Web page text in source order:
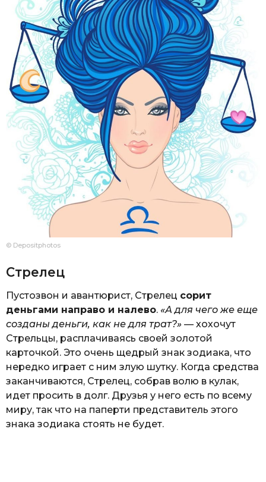
© Depositphotos
Стрелец
Пустозвон и авантюрист, Стрелец сорит
деньгами направо и налево. «А для чего же еще
созданы деньги, как не для трат?» — хохочут
Стрельцы, расплачиваясь своей золотой
карточкой. Это очень щедрый знак зодиака, что
нередко играет с ним злую шутку. Когда средства
заканчиваются, Стрелец, собрав волю в кулак,
идет просить в долг. Друзья у него есть по всему
миру, так что на паперти представитель этого
знака зодиака стоять не будет.